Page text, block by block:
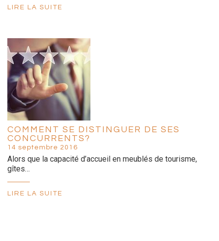
LIRE LA SUITE
COMMENT SE DISTINGUER DE SES
CONCURRENTS?
14 septembre 2016
Alors que la capacité d’accueil en meublés de tourisme,
gîtes…
LIRE LA SUITE